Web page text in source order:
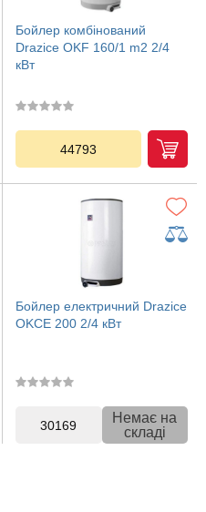
Бойлер комбінований
Drazice OKF 160/1 m2 2/4
кВт
44793
Бойлер електричний Drazice
OKCE 200 2/4 кВт
30169
Немає на
складі